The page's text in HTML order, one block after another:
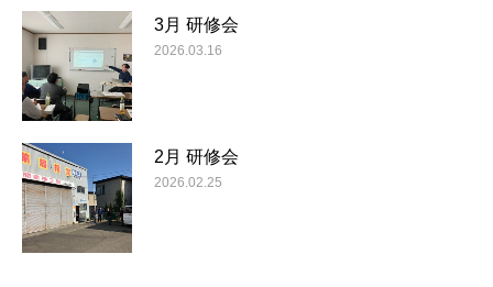
3月 研修会
2026.03.16
2月 研修会
2026.02.25